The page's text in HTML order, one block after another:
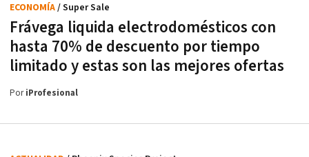
Frávega liquida electrodomésticos con
hasta 70% de descuento por tiempo
limitado y estas son las mejores ofertas
ECONOMÍA/ Super Sale
PoriProfesional